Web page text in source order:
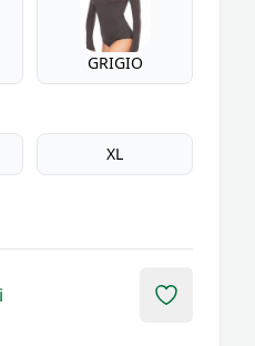
GRIGIO
XL
Add to